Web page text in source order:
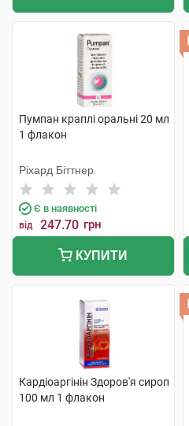
Пумпан краплі оральні 20 мл
1 флакон
Ріхард Біттнер
Є в наявності
від 247.70 грн
КУПИТИ
Кардіоаргінін Здоров'я сироп
100 мл 1 флакон